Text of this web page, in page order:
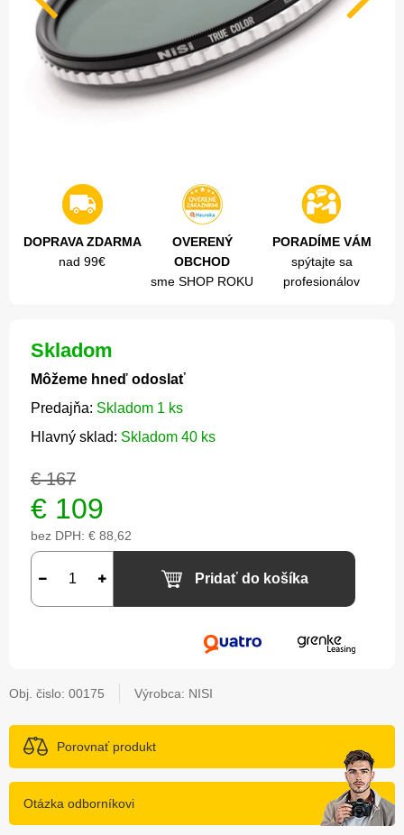
DOPRAVA ZDARMA
nad 99€
OVERENÝ
OBCHOD
sme SHOP ROKU
PORADÍME VÁM
spýtajte sa
profesionálov
Skladom
Môžeme hneď odoslať
Predajňa: Skladom 1 ks
Hlavný sklad: Skladom 40 ks
€ 167
€ 109
bez DPH: € 88,62
Pridať do košíka
Obj. čislo: 00175 Výrobca: NISI
Porovnať produkt
Otázka odborníkovi